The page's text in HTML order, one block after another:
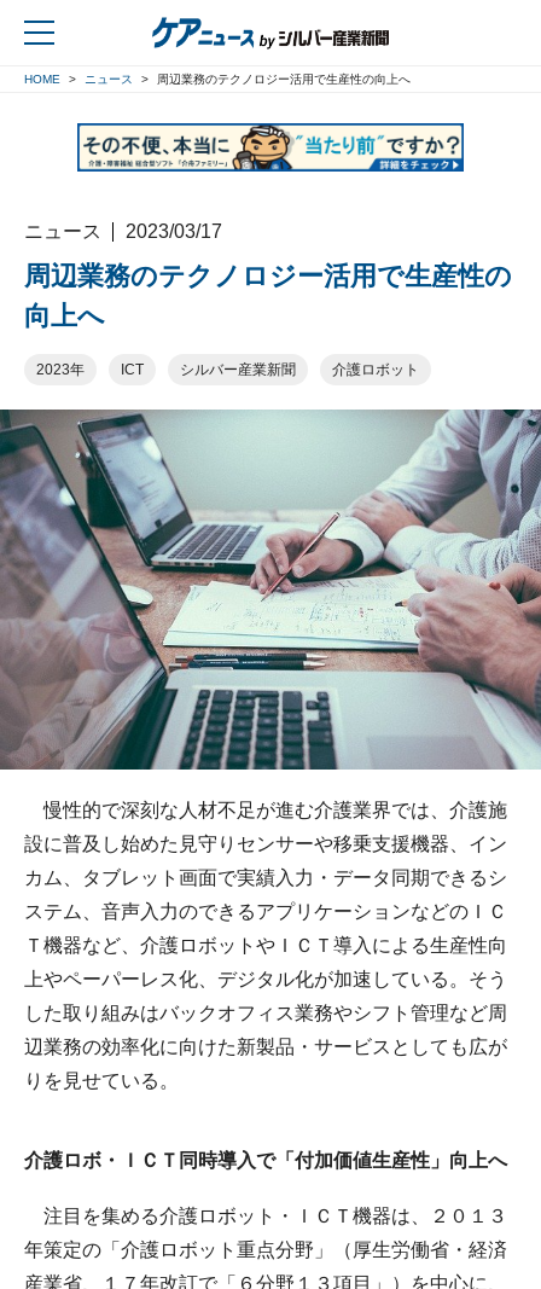
HOME ニュース 周辺業務のテクノロジー活用で生産性の向上へ
ニュース 2023/03/17
周辺業務のテクノロジー活用で生産性の
向上へ
2023年 ICT シルバー産業新聞 介護ロボット
慢性的で深刻な人材不足が進む介護業界では、介護施
設に普及し始めた見守りセンサーや移乗支援機器、イン
カム、タブレット画面で実績入力・データ同期できるシ
ステム、音声入力のできるアプリケーションなどのＩＣ
Ｔ機器など、介護ロボットやＩＣＴ導入による生産性向
上やペーパーレス化、デジタル化が加速している。そう
した取り組みはバックオフィス業務やシフト管理など周
辺業務の効率化に向けた新製品・サービスとしても広が
りを見せている。
介護ロボ・ＩＣＴ同時導入で「付加価値生産性」向上へ
注目を集める介護ロボット・ＩＣＴ機器は、２０１３
年策定の「介護ロボット重点分野」（厚生労働省・経済
産業省、１７年改訂で「６分野１３項目」）を中心に、